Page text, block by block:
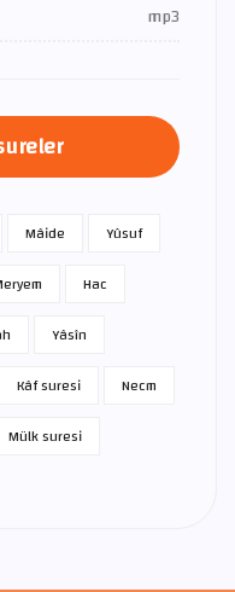
mp3
Mâide
Yûsuf
Hac
Yâsîn
Kâf suresi
Necm
Mülk suresi